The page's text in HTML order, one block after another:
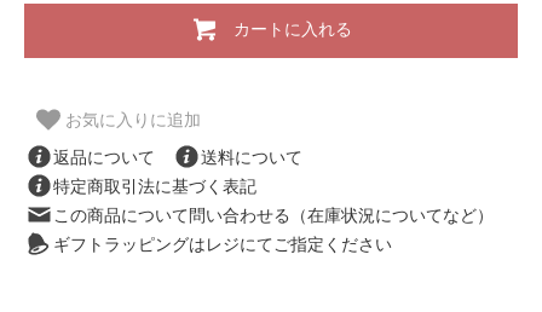
カートに入れる
お気に入りに追加
返品について
送料について
特定商取引法に基づく表記
この商品について問い合わせる（在庫状況についてなど）
ギフトラッピングはレジにてご指定ください